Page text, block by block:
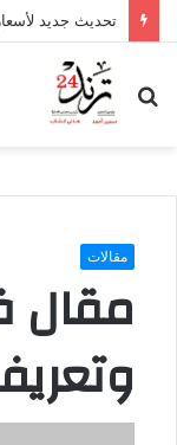
بحث
عن
مقالات